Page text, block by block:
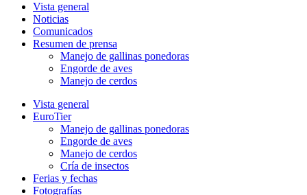
Vista general
Noticias
Comunicados
Resumen de prensa
Manejo de gallinas ponedoras
Engorde de aves
Manejo de cerdos
Vista general
EuroTier
Manejo de gallinas ponedoras
Engorde de aves
Manejo de cerdos
Cría de insectos
Ferias y fechas
Fotografías